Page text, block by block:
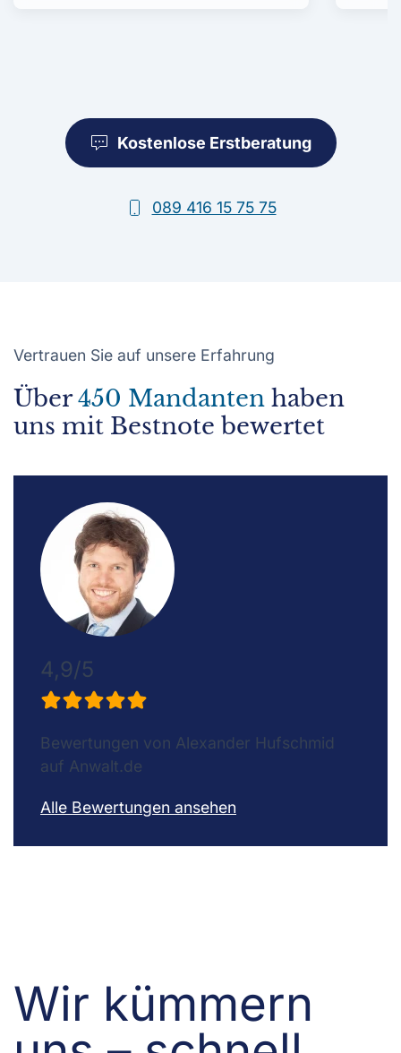
Kostenlose Erstberatung
089 416 15 75 75
Vertrauen Sie auf unsere Erfahrung
Über450 Mandanten haben
uns mit Bestnote bewertet
4,9/5
Bewertungen von Alexander Hufschmid
auf Anwalt.de
Alle Bewertungen ansehen
Wir kümmern